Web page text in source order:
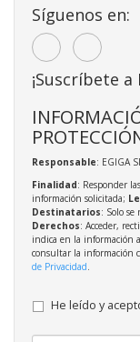
Síguenos en:
¡Suscríbete
Responsable: EGIGA
Finalidad: Responder
información solicitada;
Destinatarios: Solo se
Derechos: Acceder,
indica en la información
consultar la información
de Privacidad
He leído y